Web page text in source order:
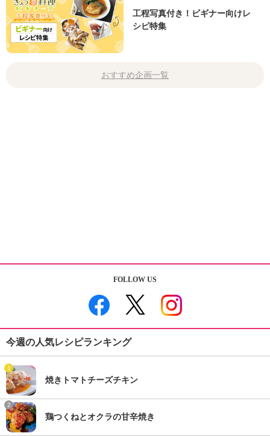
工程写真付き！ビギナー向けレ
シピ特集
おすすめ企画一覧
FOLLOW US
今週の人気レシピランキング
1
焼きトマトチーズチキン
2
鶏つくねとオクラの甘辛焼き